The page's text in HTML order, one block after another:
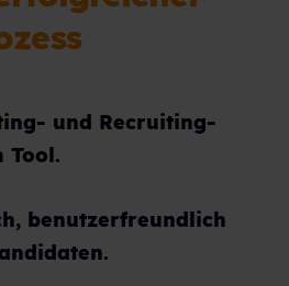
und Recruiting-
Tool.
benutzerfreundlich